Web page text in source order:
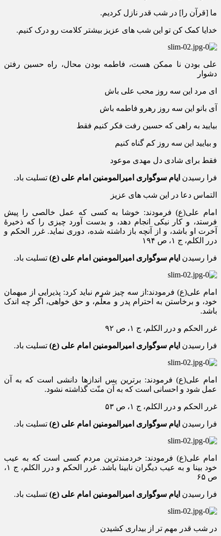
ما [قرآن را] در شب قدر نازل کردیم.
خدایا کمک کن تو این شب های عزیز بیشتر کلامت رو درک کنیم.
علی بودن نا ممکن هست، فاطمه بودن محال، راه حسین رفتن
دشوار
ای مرد این سه روز محب علی باش
آی بانو این سه روز رهرو فاطمه باش
بیایید به راهی که حسین رفت فکر کنیم فقط
و بیایید این سه روز کم گناه کنیم
فقط برای شادی دل مهدی موعود
فرا رسیدن ایام سوگواری امیرالمومنین امام علی (ع) تسلیت باد.
التماس دعا در این شب های عزیز
امام علی(ع) فرمودند: خوشا به کسی که عمل خالصی را پیش
فرستد، و کار نیکی انجام دهد، و بدست آورد چیزی را که ذخیرۀ
آخرت او باشد، و از آنچه باز داشته شده، دوری نماید. غرر الحکم و
درر الکلم، ج ۱، ص ۱۹۴
فرا رسیدن ایام سوگواری امیرالمومنین امام علی (ع) تسلیت باد.
امام علی(ع) فرمودند:از سه چیز شرم نباید کرد: پذیرایی از میهمان
خود، و برخاستن به احترام پدر و معلّم، و حق خواهی، اگر چه اندک
باشد.
غرر الحکم و درر الکلم، ج ۱، ص ۹۲
فرا رسیدن ایام سوگواری امیرالمومنین امام علی (ع) تسلیت باد.
امام علی(ع) فرمودند: برترین پس اندازها دانشی است که به آن
عمل شود و احسانی است که به آن منّت گذاشته نشود.
غرر الحکم و درر الکلم، ج ۱، ص ۵۳
فرا رسیدن ایام سوگواری امیرالمومنین امام علی (ع) تسلیت باد.
امام علی(ع) فرمودند: خردمندترین مردم کسی است که به عیب
خود بینا و به عیب دیگران نابینا باشد. غرر الحکم و درر الکلم، ج ۱،
ص ۶۵
فرا رسیدن ایام سوگواری امیرالمومنین امام علی (ع) تسلیت باد.
در شب قدر مهم تر از بیداری کشیدن